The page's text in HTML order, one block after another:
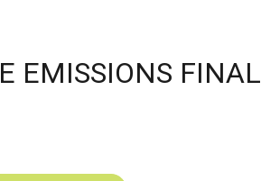
EMISSIONS FINAL